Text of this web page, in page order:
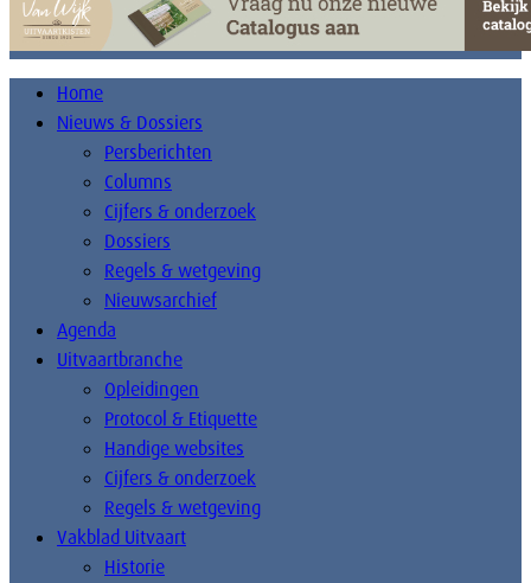
Home
Nieuws & Dossiers
Persberichten
Columns
Cijfers & onderzoek
Dossiers
Regels & wetgeving
Nieuwsarchief
Agenda
Uitvaartbranche
Opleidingen
Protocol & Etiquette
Handige websites
Cijfers & onderzoek
Regels & wetgeving
Vakblad Uitvaart
Historie